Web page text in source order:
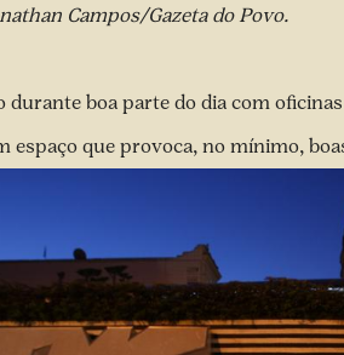
Campos/Gazeta do Povo.
durante boa parte do dia com
espaço que provoca, no mínimo,